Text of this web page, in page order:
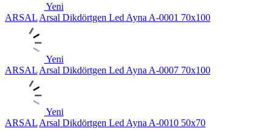
Yeni
ARSAL Arsal Dikdörtgen Led Ayna A-0001 70x100
Yeni
ARSAL Arsal Dikdörtgen Led Ayna A-0007 70x100
Yeni
ARSAL Arsal Dikdörtgen Led Ayna A-0010 50x70